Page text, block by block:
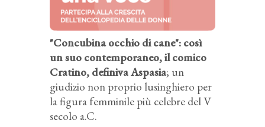
"Concubina occhio di cane": così
un suo contemporaneo, il comico
Cratino, definiva Aspasia; un
giudizio non proprio lusinghiero per
la figura femminile più celebre del V
secolo a.C.